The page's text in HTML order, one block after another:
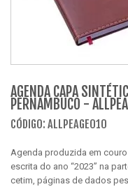
AGENDA CAPA
PERNAMBUCO -
CÓDIGO: ALLPEAGE010
Agenda produzida em
escrita do ano “2023” na
cetim, páginas de dados